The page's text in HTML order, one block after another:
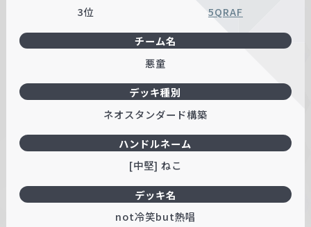
3位
ハンドルネーム
[中堅] ねこ
5QRAF
チーム名
悪童
デッキ名
not冷笑but熱唱
デッキ種別
ネオスタンダード構築